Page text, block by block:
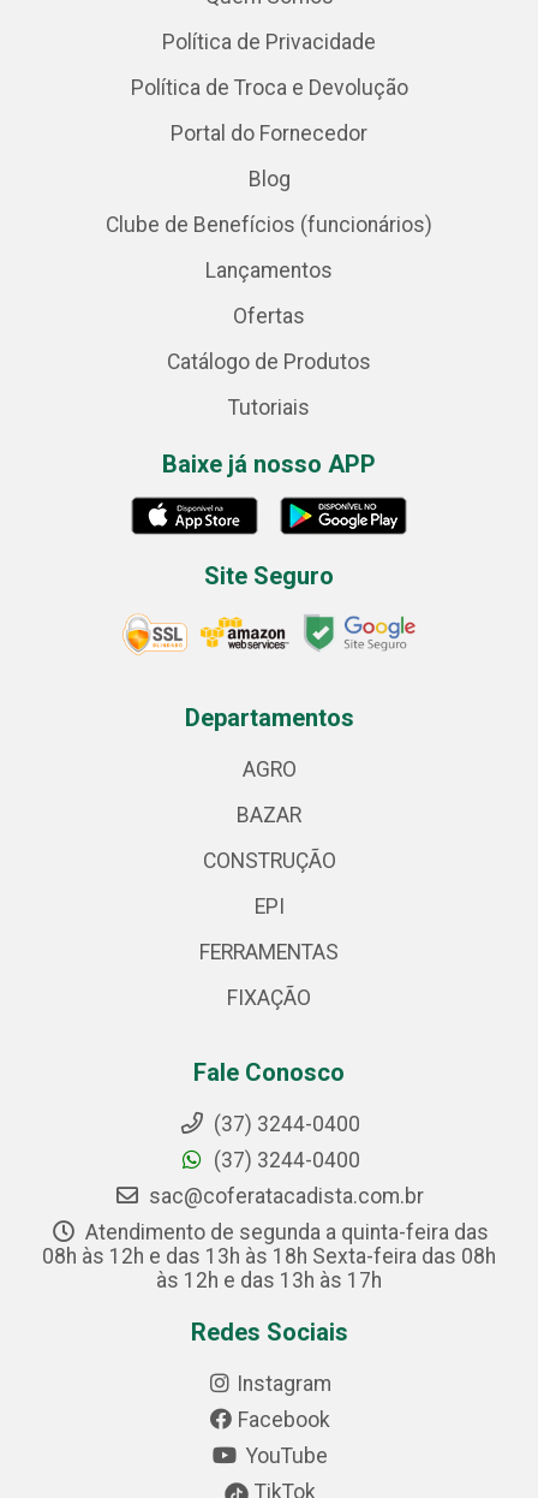
Política de Privacidade
Política de Troca e Devolução
Portal do Fornecedor
Blog
Clube de Benefícios (funcionários)
Lançamentos
Ofertas
Catálogo de Produtos
Tutoriais
Baixe já nosso APP
Site Seguro
Departamentos
AGRO
BAZAR
CONSTRUÇÃO
EPI
FERRAMENTAS
FIXAÇÃO
Fale Conosco
(37) 3244-0400
(37) 3244-0400
sac@coferatacadista.com.br
Atendimento de segunda a quinta-feira das
08h às 12h e das 13h às 18h Sexta-feira das 08h
às 12h e das 13h às 17h
Redes Sociais
Instagram
Facebook
YouTube
TikTok